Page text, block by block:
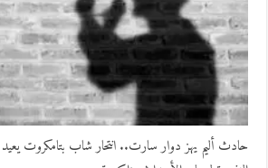
حادث أليم يهز دوار سارت.. انتحار شاب بتامكروت